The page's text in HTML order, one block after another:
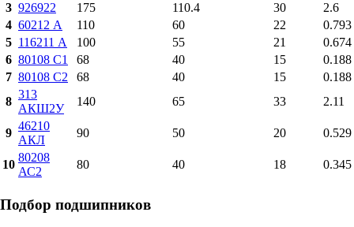
3 926922 175 110.4 30
2.6
4 60212 А 110 60 22
0.793
5 116211 А 100 55 21
0.674
6 80108 С1 68 40 15
0.188
7 80108 С2 68 40 15
0.188
8
313
АКШ2У
140 65 33 2.11
9
46210
АКЛ
90 50 20 0.529
10
80208
АС2
80 40 18 0.345
Подбор подшипников